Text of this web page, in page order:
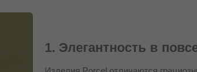
1. Элегантность в